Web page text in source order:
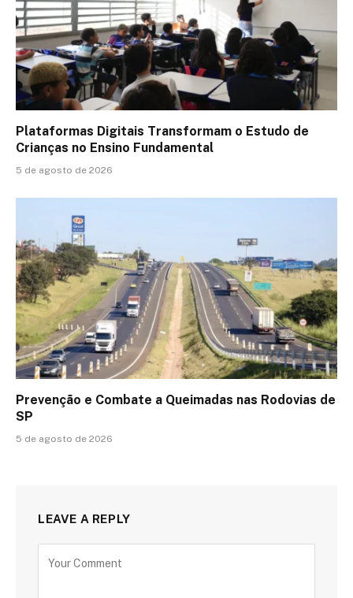
Plataformas Digitais Transformam o Estudo de
Crianças no Ensino Fundamental
5 de agosto de 2026
Prevenção e Combate a Queimadas nas Rodovias de
SP
5 de agosto de 2026
LEAVE A REPLY